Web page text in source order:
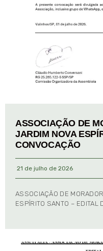
ASSOCIAÇÃO DE
JARDIM NOVA
CONVOCAÇÃO
21 de julho de 2026
ASSOCIAÇÃO DE
ESPÍRITO SANTO – EDITAL